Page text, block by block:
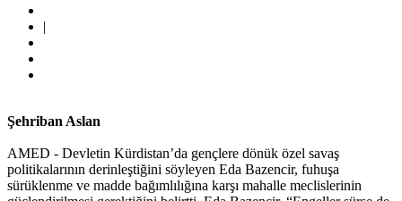
|
Şehriban Aslan
AMED - Devletin Kürdistan’da gençlere dönük özel savaş
politikalarının derinleştiğini söyleyen Eda Bazencir, fuhuşa
sürüklenme ve madde bağımlılığına karşı mahalle meclislerinin